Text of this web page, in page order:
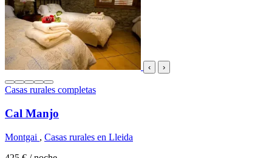
‹ ›
Casas rurales completas
Cal Manjo
Montgai , Casas rurales en Lleida